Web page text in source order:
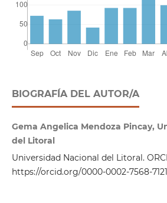
BIOGRAFÍA DEL AUTOR/A
Gema Angelica Mendoza Pincay,
del Litoral
Universidad Nacional del Litoral.
https://orcid.org/0000-0002-7568-